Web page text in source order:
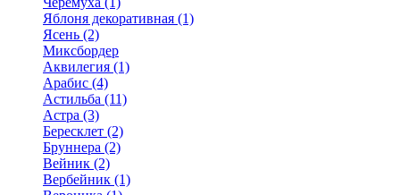
Яблоня декоративная (1)
Ясень (2)
Миксбордер
Аквилегия (1)
Арабис (4)
Астильба (11)
Астра (3)
Бересклет (2)
Бруннера (2)
Вейник (2)
Вербейник (1)